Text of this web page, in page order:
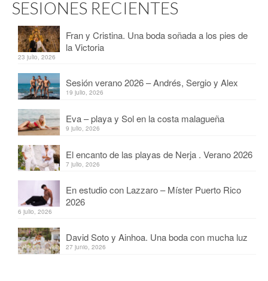
SESIONES RECIENTES
Fran y Cristina. Una boda soñada a los pies de
la Victoria
23 julio, 2026
Sesión verano 2026 – Andrés, Sergio y Alex
19 julio, 2026
Eva – playa y Sol en la costa malagueña
9 julio, 2026
El encanto de las playas de Nerja . Verano 2026
7 julio, 2026
En estudio con Lazzaro – Míster Puerto Rico
2026
6 julio, 2026
David Soto y Ainhoa. Una boda con mucha luz
27 junio, 2026